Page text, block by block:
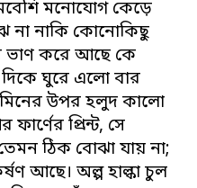
মনোযোগ কেড়ে
না নাকি কোনোকিছু
ভাণ করে আছে কে
ঘুরে এলো বার
উপর হলুদ কালো
প্রিন্ট, সে
ঠিক বোঝা যায় না;
আছে। অল্প হাল্কা চুল